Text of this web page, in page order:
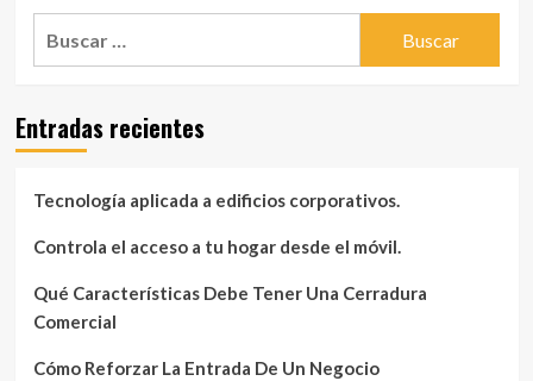
Entradas recientes
Tecnología aplicada a edificios corporativos.
Controla el acceso a tu hogar desde el móvil.
Qué Características Debe Tener Una Cerradura
Comercial
Cómo Reforzar La Entrada De Un Negocio